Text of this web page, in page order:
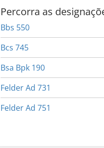
Percorra as
Bbs 550
Bcs 745
Bsa Bpk 190
Felder Ad 731
Felder Ad 751